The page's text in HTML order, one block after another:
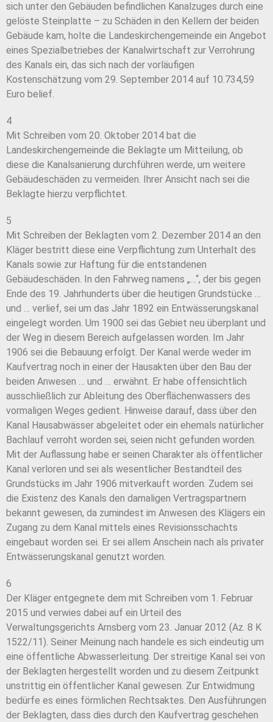
sich unter den Gebäuden befindlichen Kanalzuges durch eine
gelöste Steinplatte – zu Schäden in den Kellern der beiden
Gebäude kam, holte die Landeskirchengemeinde ein Angebot
eines Spezialbetriebes der Kanalwirtschaft zur Verrohrung
des Kanals ein, das sich nach der vorläufigen
Kostenschätzung vom 29. September 2014 auf 10.734,59
Euro belief.
4
Mit Schreiben vom 20. Oktober 2014 bat die
Landeskirchengemeinde die Beklagte um Mitteilung, ob
diese die Kanalsanierung durchführen werde, um weitere
Gebäudeschäden zu vermeiden. Ihrer Ansicht nach sei die
Beklagte hierzu verpflichtet.
5
Mit Schreiben der Beklagten vom 2. Dezember 2014 an den
Kläger bestritt diese eine Verpflichtung zum Unterhalt des
Kanals sowie zur Haftung für die entstandenen
Gebäudeschäden. In den Fahrweg namens „…“, der bis gegen
Ende des 19. Jahrhunderts über die heutigen Grundstücke …
und … verlief, sei um das Jahr 1892 ein Entwässerungskanal
eingelegt worden. Um 1900 sei das Gebiet neu überplant und
der Weg in diesem Bereich aufgelassen worden. Im Jahr
1906 sei die Bebauung erfolgt. Der Kanal werde weder im
Kaufvertrag noch in einer der Hausakten über den Bau der
beiden Anwesen … und … erwähnt. Er habe offensichtlich
ausschließlich zur Ableitung des Oberflächenwassers des
vormaligen Weges gedient. Hinweise darauf, dass über den
Kanal Hausabwässer abgeleitet oder ein ehemals natürlicher
Bachlauf verroht worden sei, seien nicht gefunden worden.
Mit der Auflassung habe er seinen Charakter als öffentlicher
Kanal verloren und sei als wesentlicher Bestandteil des
Grundstücks im Jahr 1906 mitverkauft worden. Zudem sei
die Existenz des Kanals den damaligen Vertragspartnern
bekannt gewesen, da zumindest im Anwesen des Klägers ein
Zugang zu dem Kanal mittels eines Revisionsschachts
eingebaut worden sei. Er sei allem Anschein nach als privater
Entwässerungskanal genutzt worden.
6
Der Kläger entgegnete dem mit Schreiben vom 1. Februar
2015 und verwies dabei auf ein Urteil des
Verwaltungsgerichts Arnsberg vom 23. Januar 2012 (Az. 8 K
1522/11). Seiner Meinung nach handele es sich eindeutig um
eine öffentliche Abwasserleitung. Der streitige Kanal sei von
der Beklagten hergestellt worden und zu diesem Zeitpunkt
unstrittig ein öffentlicher Kanal gewesen. Zur Entwidmung
bedürfe es eines förmlichen Rechtsaktes. Den Ausführungen
der Beklagten, dass dies durch den Kaufvertrag geschehen